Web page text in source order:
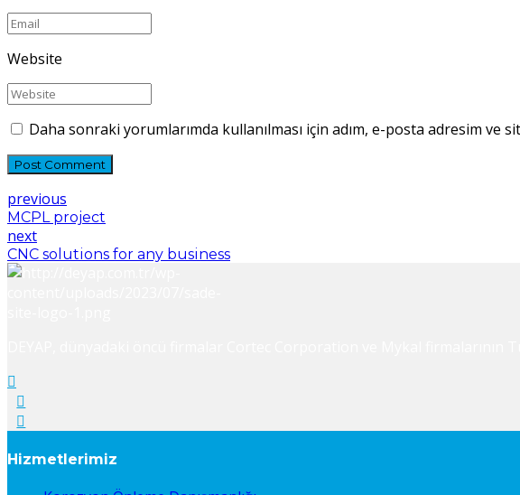
Website
Daha sonraki yorumlarımda kullanılması için adım, e-posta adresim ve
Post Comment
previous
MCPL project
next
CNC solutions for any business
Hizmetlerimiz